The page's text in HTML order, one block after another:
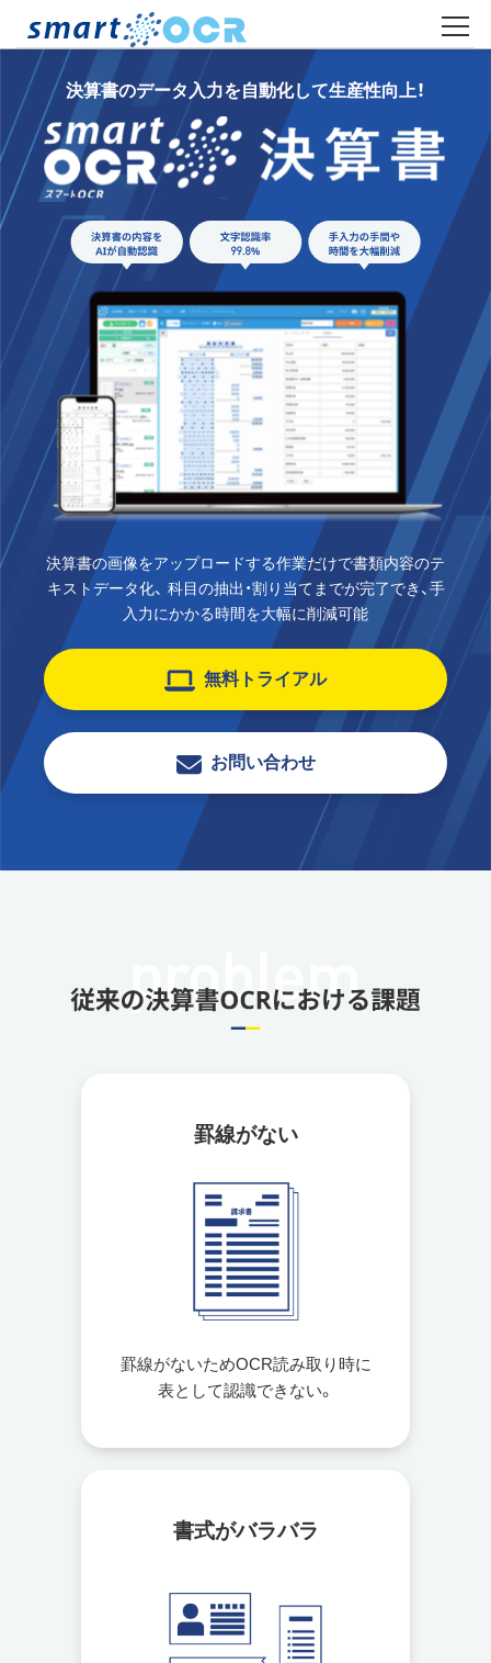
決算書のデータ入力を自動化して生産性向上！
決算書の画像をアップロードする作業だけで書類内容のテ
キストデータ化、 科目の抽出・割り当てまでが完了でき、手
入力にかかる時間を大幅に削減可能
無料トライアル
お問い合わせ
罫線がない
罫線がないためOCR読み取り時に
表として認識できない。
書式がバラバラ